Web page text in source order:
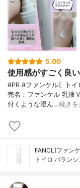
5.00
使用感がすごく良い
#PR #ファンケル〘ト
売名：ファンケル 乳液
付くような澄ん…続きを
FANCL(ファン
トイロ バラン